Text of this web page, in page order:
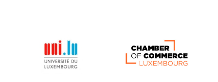
Manolis Mavrommatis
Marc Lemaître